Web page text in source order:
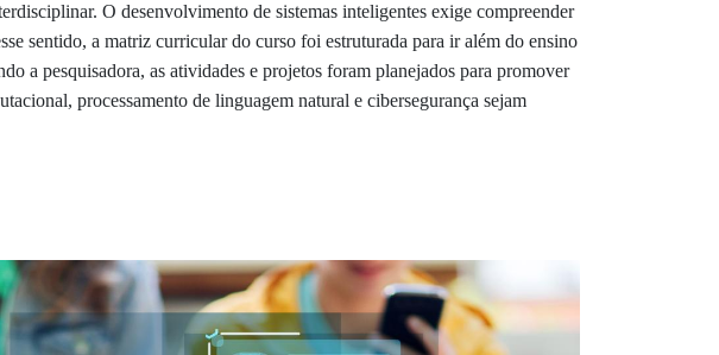
O desenvolvimento de sistemas inteligentes exige compreender
sentido, a matriz curricular do curso foi estruturada para ir além do ensino
a pesquisadora, as atividades e projetos foram planejados para promover
processamento de linguagem natural e cibersegurança sejam